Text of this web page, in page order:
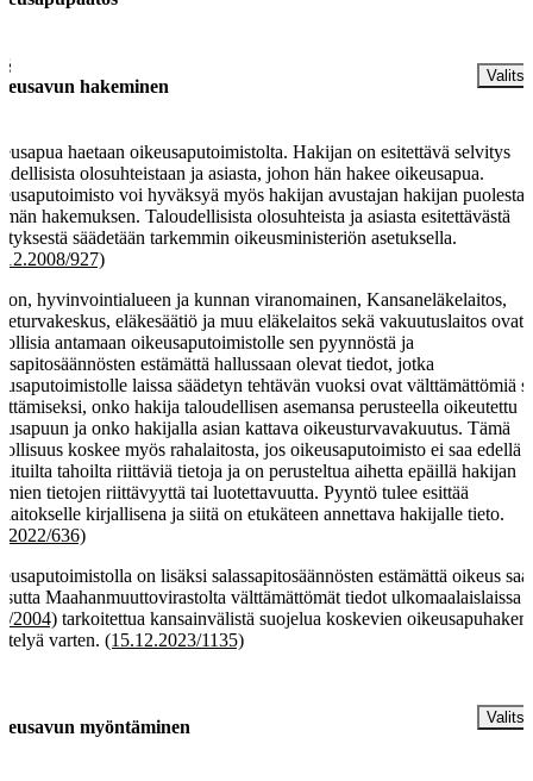
hakeminen
haetaan oikeusaputoimistolta. Hakijan on esitettävä selvitys
olosuhteistaan ja asiasta, johon hän hakee oikeusapua.
voi hyväksyä myös hakijan avustajan hakijan puolesta
hakemuksen. Taloudellisista olosuhteista ja asiasta esitettävästä
säädetään tarkemmin oikeusministeriön asetuksella.
927)
hyvinvointialueen ja kunnan viranomainen, Kansaneläkelaitos,
eläkesäätiö ja muu eläkelaitos sekä vakuutuslaitos ovat
antamaan oikeusaputoimistolle sen pyynnöstä ja
estämättä hallussaan olevat tiedot, jotka
laissa säädetyn tehtävän vuoksi ovat välttämättömiä
onko hakija taloudellisen asemansa perusteella oikeutettu
ja onko hakijalla asian kattava oikeusturvavakuutus. Tämä
koskee myös rahalaitosta, jos oikeusaputoimisto ei saa edellä
tahoilta riittäviä tietoja ja on perusteltua aihetta epäillä hakijan
tietojen riittävyyttä tai luotettavuutta. Pyyntö tulee esittää
kirjallisena ja siitä on etukäteen annettava hakijalle tieto.
636)
on lisäksi salassapitosäännösten estämättä oikeus
Maahanmuuttovirastolta välttämättömät tiedot ulkomaalaislaissa
2004) tarkoitettua kansainvälistä suojelua koskevien
varten. (15.12.2023/1135)
myöntäminen